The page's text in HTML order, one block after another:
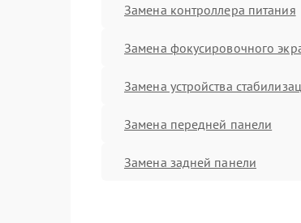
Замена контроллера питания
Замена фокусировочного
Замена устройства
Замена передней панели
Замена задней панели